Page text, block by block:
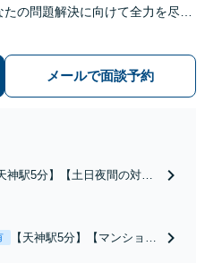
たの問題解決に向けて全力を尽く
メールで面談予約
神駅5分】【土日夜間の対応
ノウハウも活用し、的確な対
軋轢を減らしながらスピーデ
【天神駅5分】【マンション